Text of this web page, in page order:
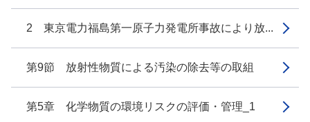
2 東京電力福島第一原子力発電所事故により放...
第9節 放射性物質による汚染の除去等の取組
第5章 化学物質の環境リスクの評価・管理_1